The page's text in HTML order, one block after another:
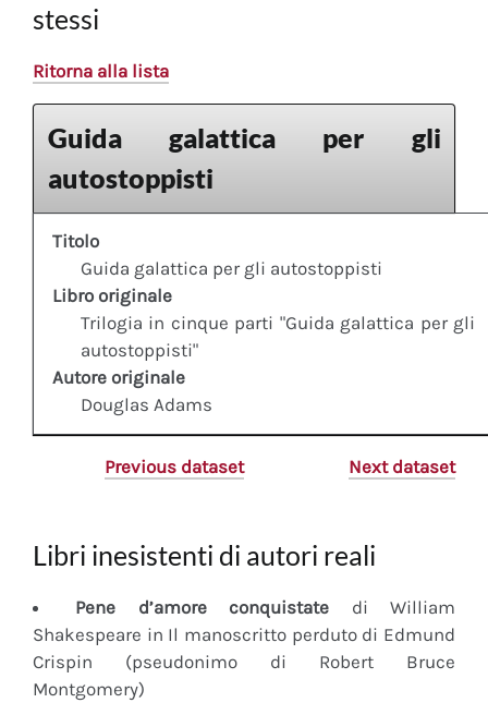
stessi
Ritorna alla lista
Guida galattica per gli
autostoppisti
Titolo
Guida galattica per gli autostoppisti
Libro originale
Trilogia in cinque parti "Guida galattica per gli
autostoppisti"
Autore originale
Douglas Adams
Previous dataset Next dataset
Libri inesistenti di autori reali
Pene d’amore conquistate di William
Shakespeare in Il manoscritto perduto di Edmund
Crispin (pseudonimo di Robert Bruce
Montgomery)